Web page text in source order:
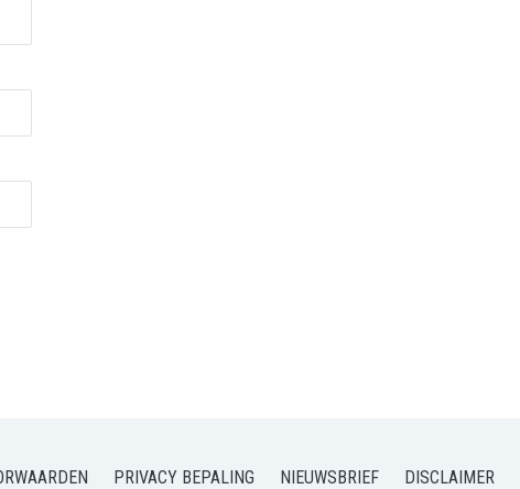
PRIVACY BEPALING NIEUWSBRIEF DISCLAIMER